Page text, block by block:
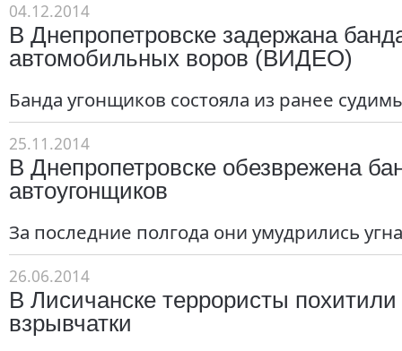
04.12.2014
В Днепропетровске задержана
автомобильных воров (ВИДЕО)
Банда угонщиков состояла из ранее
25.11.2014
В Днепропетровске обезврежена
автоугонщиков
За последние полгода они умудрились
26.06.2014
В Лисичанске террористы похитили
взрывчатки